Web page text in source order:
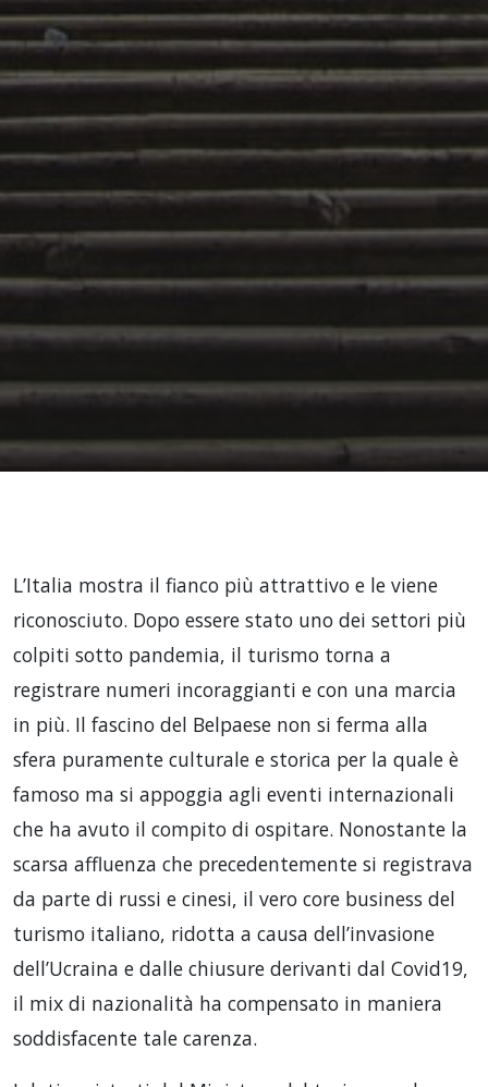
L’Italia mostra il fianco più attrattivo e le viene
riconosciuto. Dopo essere stato uno dei settori più
colpiti sotto pandemia, il turismo torna a
registrare numeri incoraggianti e con una marcia
in più. Il fascino del Belpaese non si ferma alla
sfera puramente culturale e storica per la quale è
famoso ma si appoggia agli eventi internazionali
che ha avuto il compito di ospitare. Nonostante la
scarsa affluenza che precedentemente si registrava
da parte di russi e cinesi, il vero core business del
turismo italiano, ridotta a causa dell’invasione
dell’Ucraina e dalle chiusure derivanti dal Covid19,
il mix di nazionalità ha compensato in maniera
soddisfacente tale carenza.